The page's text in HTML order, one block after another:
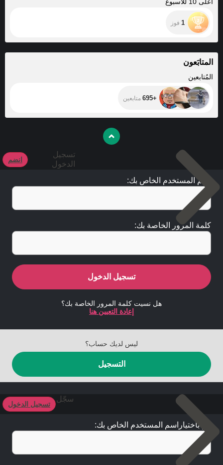
أعلى 10 للأسبوع
1 فوز
المتابَعون
المُتابعين
+695 متابعين
تسجيل
الدخول
انضم
اسم المستخدم الخاص بك:
كلمة المرور الخاصة بك:
تسجيل الدخول
هل نسيت كلمة المرور الخاصة بك؟
إعادة التعيين هنا
ليس لديك حساب؟
التسجيل
سجّل
تسجيل الدخول
قم باختياراسم المستخدم الخاص بك: